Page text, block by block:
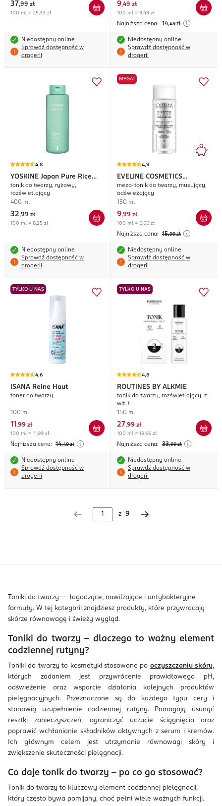
37,99 zł
100 ml = 25,33 zł
Niedostępny online
Sprawdź dostępność w
drogerii
9,49 zł
100 ml = 9,49 zł
Najniższa cena: 14,49 zł
Niedostępny online
Sprawdź dostępność w
drogerii
4,8
YOSKINE Japan Pure Rice
Infusion
tonik do twarzy, ryżowy,
rozświetlający
400 ml
32,99 zł
100 ml = 8,25 zł
Niedostępny online
Sprawdź dostępność w
drogerii
MEGA!
4,9
EVELINE COSMETICS
Niacinamide Super Pre-
Needles
mezo-tonik do twarzy, musujący,
odświeżający
150 ml
9,99 zł
100 ml = 6,66 zł
Najniższa cena: 15,99 zł
Niedostępny online
Sprawdź dostępność w
drogerii
TYLKO U NAS
4,6
ISANA Reine Haut
toner do twarzy
100 ml
11 ,99 zł
100 ml = 11,99 zł
Najniższa cena: 14,49 zł
Niedostępny online
Sprawdź dostępność w
drogerii
TYLKO U NAS
4,8
ROUTINES BY ALKMIE
tonik do twarzy, rozświetlający, z
wit. C
150 ml
27,99 zł
100 ml = 18,66 zł
Najniższa cena: 33,99 zł
Niedostępny online
Sprawdź dostępność w
drogerii
z 9
Toniki do twarzy – łagodzące, nawilżające i antybakteryjne
formuły. W tej kategorii znajdziesz produkty, które przywracają
skórze równowagę i świeży wygląd.
Toniki do twarzy – dlaczego to ważny element
codziennej rutyny?
Toniki do twarzy to kosmetyki stosowane po oczyszczaniu skóry,
których zadaniem jest przywrócenie prawidłowego pH,
odświeżenie oraz wsparcie działania kolejnych produktów
pielęgnacyjnych. Przeznaczone są do każdego typu cery i
stanowią uzupełnienie codziennej rutyny. Pomagają usunąć
resztki zanieczyszczeń, ograniczyć uczucie ściągnięcia oraz
poprawić wchłanianie składników aktywnych z serum i kremów.
Ich głównym celem jest utrzymanie równowagi skóry i
zwiększenie skuteczności pielęgnacji.
Co daje tonik do twarzy – po co go stosować?
Tonik do twarzy to kluczowy element codziennej pielęgnacji,
który często bywa pomijany, choć pełni wiele ważnych funkcji.